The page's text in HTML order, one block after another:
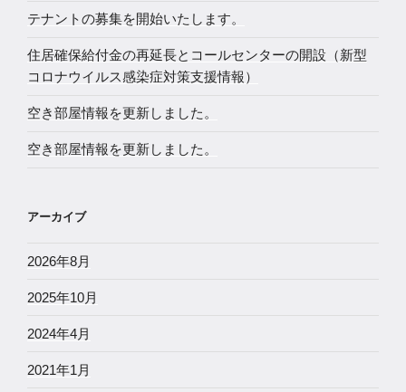
テナントの募集を開始いたします。
住居確保給付金の再延長とコールセンターの開設（新型
コロナウイルス感染症対策支援情報）
空き部屋情報を更新しました。
空き部屋情報を更新しました。
アーカイブ
2026年8月
2025年10月
2024年4月
2021年1月